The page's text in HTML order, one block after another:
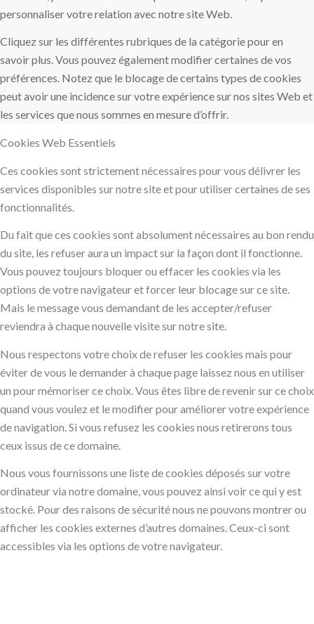
personnaliser votre relation avec notre site Web.
Cliquez sur les différentes rubriques de la catégorie pour en
savoir plus. Vous pouvez également modifier certaines de vos
préférences. Notez que le blocage de certains types de cookies
peut avoir une incidence sur votre expérience sur nos sites Web et
les services que nous sommes en mesure d’offrir.
Cookies Web Essentiels
Ces cookies sont strictement nécessaires pour vous délivrer les
services disponibles sur notre site et pour utiliser certaines de ses
fonctionnalités.
Du fait que ces cookies sont absolument nécessaires au bon rendu
du site, les refuser aura un impact sur la façon dont il fonctionne.
Vous pouvez toujours bloquer ou effacer les cookies via les
options de votre navigateur et forcer leur blocage sur ce site.
Mais le message vous demandant de les accepter/refuser
reviendra à chaque nouvelle visite sur notre site.
Nous respectons votre choix de refuser les cookies mais pour
éviter de vous le demander à chaque page laissez nous en utiliser
un pour mémoriser ce choix. Vous êtes libre de revenir sur ce choix
quand vous voulez et le modifier pour améliorer votre expérience
de navigation. Si vous refusez les cookies nous retirerons tous
ceux issus de ce domaine.
Nous vous fournissons une liste de cookies déposés sur votre
ordinateur via notre domaine, vous pouvez ainsi voir ce qui y est
stocké. Pour des raisons de sécurité nous ne pouvons montrer ou
afficher les cookies externes d’autres domaines. Ceux-ci sont
accessibles via les options de votre navigateur.